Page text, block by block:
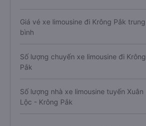
Giá vé xe limousine đi Krông Pắk trung
bình
Số lượng chuyến xe limousine đi Krông
Pắk
Số lượng nhà xe limousine tuyến Xuân
Lộc - Krông Pắk